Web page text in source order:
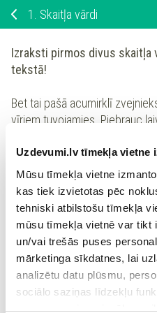
Uzdevumi.lv tīmekļa vietne
Mūsu tīmekļa vietne
kas tiek izvietotas pēc
tehniski atbilstošu tīmekļa
mūsu tīmekļa vietnē var tikt
un/vai trešās puses
mārketinga sīkdatnes, lai
analizētu datu plūsmu,
sociālo saziņas līdzekļu
vecumam pirms izvēles
1. Skaitļa vārdi
Izraksti pirmos divus skaitļa
tekstā!
Bet tai pašā acumirklī
vīriem tuvojamies. Piebrauc
1
2
Ieiet